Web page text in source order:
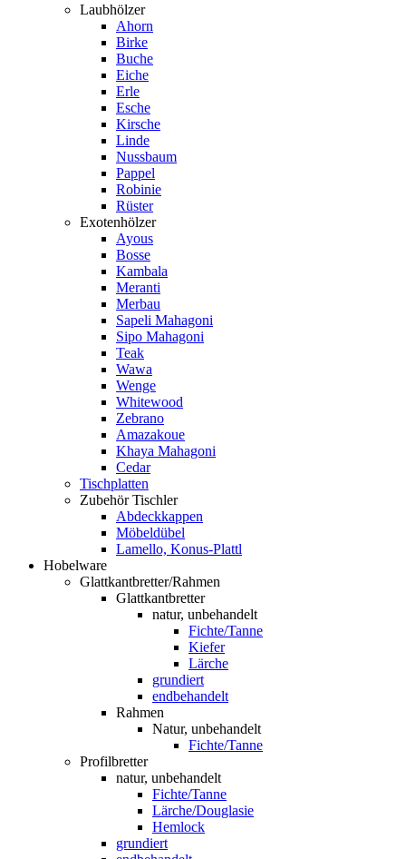
Laubhölzer
Ahorn
Birke
Buche
Eiche
Erle
Esche
Kirsche
Linde
Nussbaum
Pappel
Robinie
Rüster
Exotenhölzer
Ayous
Bosse
Kambala
Meranti
Merbau
Sapeli Mahagoni
Sipo Mahagoni
Teak
Wawa
Wenge
Whitewood
Zebrano
Amazakoue
Khaya Mahagoni
Cedar
Tischplatten
Zubehör Tischler
Abdeckkappen
Möbeldübel
Lamello, Konus-Plattl
Hobelware
Glattkantbretter/Rahmen
Glattkantbretter
natur, unbehandelt
Fichte/Tanne
Kiefer
Lärche
grundiert
endbehandelt
Rahmen
Natur, unbehandelt
Fichte/Tanne
Profilbretter
natur, unbehandelt
Fichte/Tanne
Lärche/Douglasie
Hemlock
grundiert